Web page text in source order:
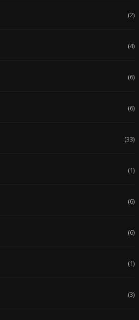
(2)
(4)
(6)
(6)
(33)
(1)
(6)
(6)
(1)
(3)